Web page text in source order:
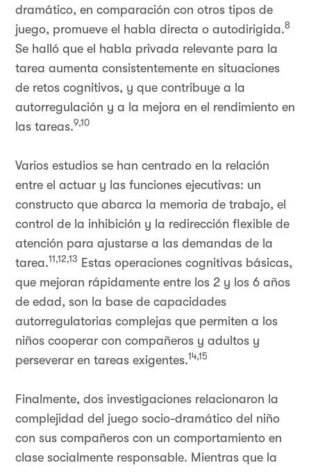
dramático, en comparación con otros tipos de
juego, promueve el habla directa o autodirigida.8
Se halló que el habla privada relevante para la
tarea aumenta consistentemente en situaciones
de retos cognitivos, y que contribuye a la
autorregulación y a la mejora en el rendimiento en
las tareas.9,10
Varios estudios se han centrado en la relación
entre el actuar y las funciones ejecutivas: un
constructo que abarca la memoria de trabajo, el
control de la inhibición y la redirección flexible de
atención para ajustarse a las demandas de la
tarea.11,12,13 Estas operaciones cognitivas básicas,
que mejoran rápidamente entre los 2 y los 6 años
de edad, son la base de capacidades
autorregulatorias complejas que permiten a los
niños cooperar con compañeros y adultos y
perseverar en tareas exigentes.14,15
Finalmente, dos investigaciones relacionaron la
complejidad del juego socio-dramático del niño
con sus compañeros con un comportamiento en
clase socialmente responsable. Mientras que la